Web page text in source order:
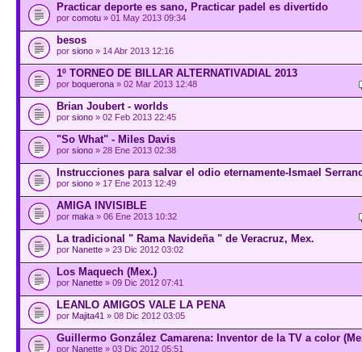
Practicar deporte es sano, Practicar padel es divertido
por comotu » 01 May 2013 09:34
besos
por siono » 14 Abr 2013 12:16
1º TORNEO DE BILLAR ALTERNATIVADIAL 2013
por boquerona » 02 Mar 2013 12:48
Brian Joubert - worlds
por siono » 02 Feb 2013 22:45
"So What" - Miles Davis
por siono » 28 Ene 2013 02:38
Instrucciones para salvar el odio eternamente-Ismael
por siono » 17 Ene 2013 12:49
AMIGA INVISIBLE
por maka » 06 Ene 2013 10:32
La tradicional " Rama Navideña " de Veracruz, Mex.
por Nanette » 23 Dic 2012 03:02
Los Maquech (Mex.)
por Nanette » 09 Dic 2012 07:41
LEANLO AMIGOS VALE LA PENA
por Majita41 » 08 Dic 2012 03:05
Guillermo González Camarena: Inventor de la TV a color
por Nanette » 03 Dic 2012 05:51